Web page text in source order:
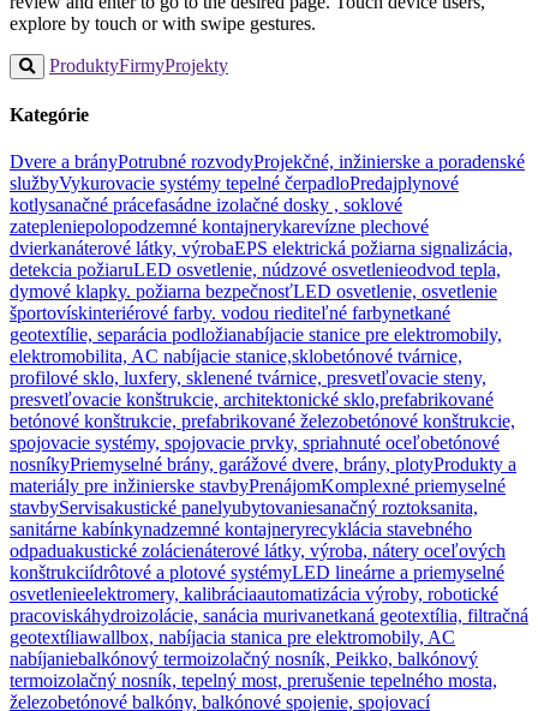
explore by touch or with swipe gestures.
ProduktyFirmyProjekty
Kategórie
Dvere a brányPotrubné rozvodyProjekčné, inžinierske a poradenské
službyVykurovacie systémy tepelné čerpadloPredajplynové
kotlysanačné prácefasádne izolačné dosky , soklové
zatepleniepolopodzemné kontajnerykarevízne plechové
dvierkanáterové látky, výrobaEPS elektrická požiarna signalizácia,
detekcia požiaruLED osvetlenie, núdzové osvetlenieodvod tepla,
dymové klapky. požiarna bezpečnosťLED osvetlenie, osvetlenie
športovískinteriérové farby. vodou riediteľné farbynetkané
geotextílie, separácia podložianabíjacie stanice pre elektromobily,
elektromobilita, AC nabíjacie stanice,sklobetónové tvárnice,
profilové sklo, luxfery, sklenené tvárnice, presvetľovacie steny,
presvetľovacie konštrukcie, architektonické sklo,prefabrikované
betónové konštrukcie, prefabrikované železobetónové konštrukcie,
spojovacie systémy, spojovacie prvky, spriahnuté oceľobetónové
nosníkyPriemyselné brány, garážové dvere, brány, plotyProdukty a
materiály pre inžinierske stavbyPrenájomKomplexné priemyselné
stavbyServisakustické panelyubytovaniesanačný roztoksanita,
sanitárne kabínkynadzemné kontajneryrecyklácia stavebného
odpaduakustické zolácienáterové látky, výroba, nátery oceľových
konštrukciídrôtové a plotové systémyLED lineárne a priemyselné
osvetlenieelektromery, kalibráciaautomatizácia výroby, robotické
pracoviskáhydroizolácie, sanácia murivanetkaná geotextília, filtračná
geotextíliawallbox, nabíjacia stanica pre elektromobily, AC
nabíjaniebalkónový termoizolačný nosník, Peikko, balkónový
termoizolačný nosník, tepelný most, prerušenie tepelného mosta,
železobetónové balkóny, balkónové spojenie, spojovací